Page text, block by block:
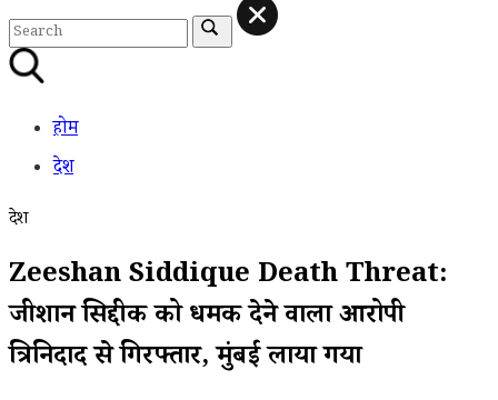
होम
देश
देश
Zeeshan Siddique Death Threat:
जीशान सिद्दीकी को धमकी देने वाला आरोपी
त्रिनिदाद से गिरफ्तार, मुंबई लाया गया